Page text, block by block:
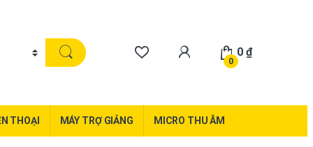
0
0₫
THOẠI MÁY TRỢ GIẢNG MICRO THU ÂM